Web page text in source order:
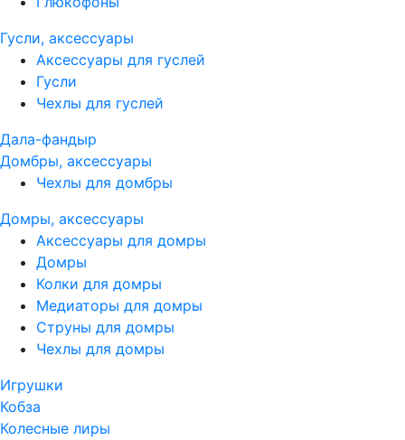
Гусли, аксессуары
Аксессуары для гуслей
Гусли
Чехлы для гуслей
Дала-фандыр
Домбры, аксессуары
Чехлы для домбры
Домры, аксессуары
Аксессуары для домры
Домры
Колки для домры
Медиаторы для домры
Струны для домры
Чехлы для домры
Игрушки
Кобза
Колесные лиры